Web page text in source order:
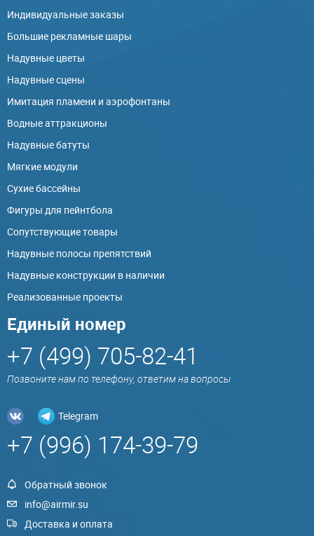
Индивидуальные заказы
Большие рекламные шары
Надувные цветы
Надувные сцены
Имитация пламени и аэрофонтаны
Водные аттракционы
Надувные батуты
Мягкие модули
Сухие бассейны
Фигуры для пейнтбола
Сопутствующие товары
Надувные полосы препятствий
Надувные конструкции в наличии
Реализованные проекты
Единый номер
+7 (499) 705-82-41
Позвоните нам по телефону, ответим на вопросы
Telegram
+7 (996) 174-39-79
Обратный звонок
info@airmir.su
Доставка и оплата